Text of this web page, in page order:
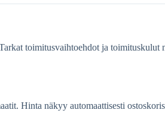
toimitusvaihtoehdot ja toimituskulut
Hinta näkyy automaattisesti